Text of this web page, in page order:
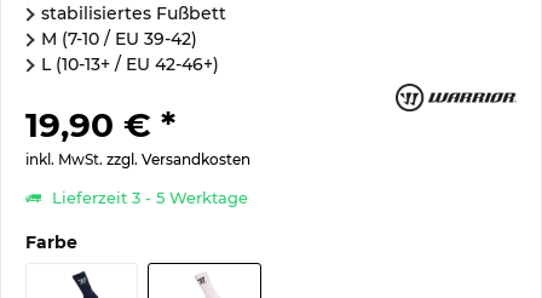
stabilisiertes Fußbett
M (7-10 / EU 39-42)
L (10-13+ / EU 42-46+)
19,90 € *
inkl. MwSt. zzgl. Versandkosten
Lieferzeit 3 - 5 Werktage
Farbe